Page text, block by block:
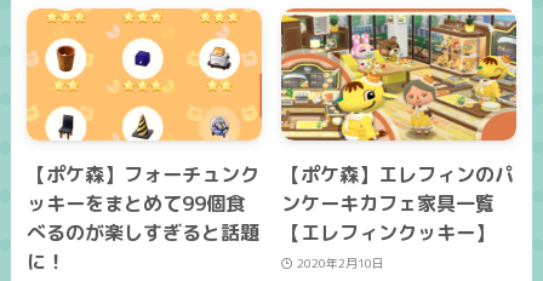
【ポケ森】フォーチュンク
ッキーをまとめて99個食
べるのが楽しすぎると話題
に！
【ポケ森】エレフィンのパ
ンケーキカフェ家具一覧
【エレフィンクッキー】
2020年2月10日